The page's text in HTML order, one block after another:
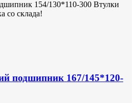
154/130*110-300 Втулки
со склада!
подшипник 167/145*120-